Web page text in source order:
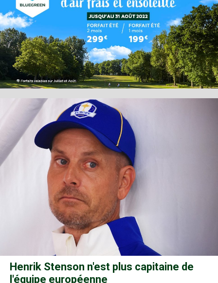
Henrik Stenson n'est plus capitaine de
l'équipe européenne